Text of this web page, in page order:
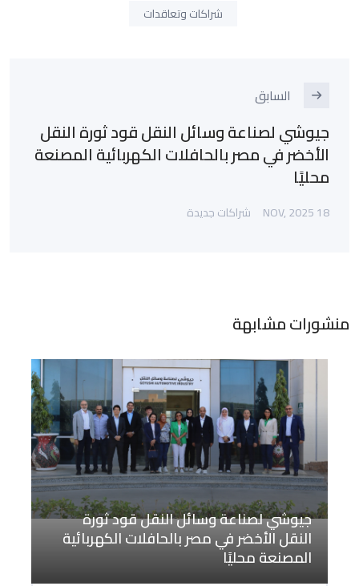
شراكات وتعاقدات
السابق
جيوشي لصناعة وسائل النقل قود ثورة النقل
الأخضر في مصر بالحافلات الكهربائية المصنعة
محليًا
18 NOV, 2025 شراكات جديدة
منشورات مشابهة
جيوشي لصناعة وسائل النقل قود ثورة
النقل الأخضر في مصر بالحافلات الكهربائية
المصنعة محليًا